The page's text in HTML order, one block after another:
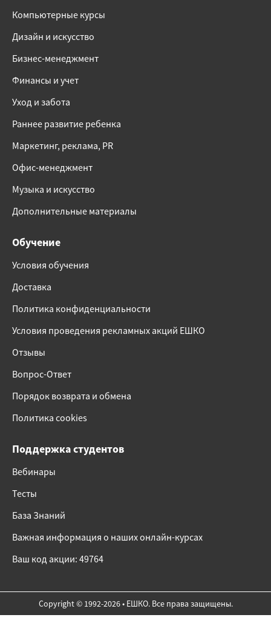
Компьютерные курсы
Дизайн и искусство
Бизнес-менеджмент
Финансы и учет
Уход и забота
Раннее развитие ребенка
Маркетинг, реклама, PR
Офис-менеджмент
Музыка и искусство
Дополнительные материалы
Обучение
Условия обучения
Доставка
Политика конфиденциальности
Условия проведения рекламных акций ЕШКО
Отзывы
Вопрос-Ответ
Порядок возврата и обмена
Политика cookies
Поддержка студентов
Вебинары
Тесты
База Знаний
Важная информация о наших онлайн-курсах
Ваш код акции: 49764
Copyright © 1992-2026 • ЕШКО. Все права защищены.